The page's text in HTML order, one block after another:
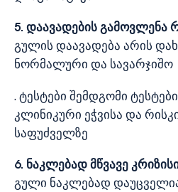
5. დაავადების გამოვლენა
გულის დაავადება არის
ნორმალური და სავარჯიშო
. ტესტები შემდგომი
კლინიკური ეჭვისა და
საფუძველზე
6. ნაკლებად მწვავე
გული ნაკლებად